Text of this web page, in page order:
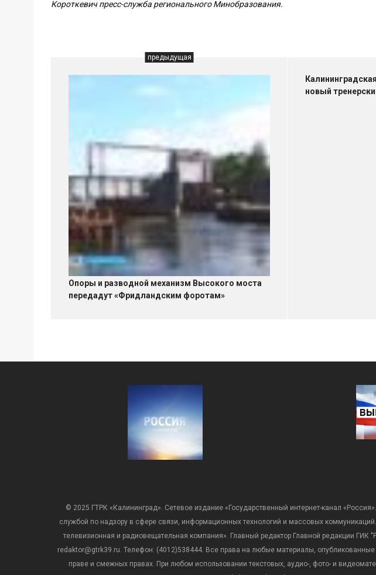
Короткевич пресс-служба регионального Минобразования.
предыдущая
Опоры и разводной механизм Высокого моста
передадут «Фридландским форотам»
новый
© 2025 ГТРК «Калининград». Сетевое издание «Государственный интернет-канал
службой по надзору в сфере связи, информационных технологий и массовых
телевизионная и радиовещательная компания». Главный редактор Главной редакции ГИК
redaktor@gtrk39.ru. Телефон: (4012)538444. Все права на любые материалы,
праве и смежных правах. При любом использовании текстовых, аудио-, фото- и